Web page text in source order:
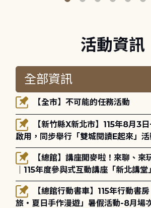
活動資訊
【全市】不可能的任務活動
啟用，同步舉行「雙城閱讀E起來」活
躍參加(115年8月3日至10月4日)。
｜115年度參與式互動講座「新北講
場！
旅・夏日手作漫遊」暑假活動-8月場